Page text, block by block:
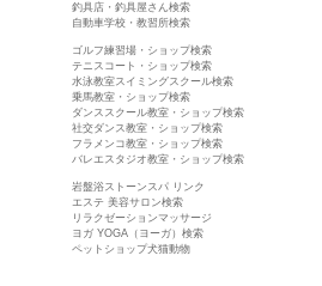
釣具店・釣具屋さん検索
自動車学校・教習所検索
ゴルフ練習場・ショップ検索
テニスコート・ショップ検索
水泳教室スイミングスクール検索
乗馬教室・ショップ検索
ダンススクール教室・ショップ検索
社交ダンス教室・ショップ検索
フラメンコ教室・ショップ検索
バレエスタジオ教室・ショップ検索
岩盤浴ストーンスパ リンク
エステ 美容サロン検索
リラクゼーションマッサージ
ヨガ YOGA（ヨーガ）検索
ペットショップ犬猫動物